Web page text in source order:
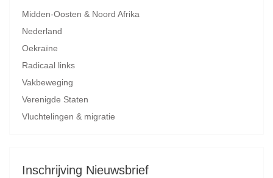
Midden-Oosten & Noord Afrika
Nederland
Oekraïne
Radicaal links
Vakbeweging
Verenigde Staten
Vluchtelingen & migratie
Inschrijving Nieuwsbrief